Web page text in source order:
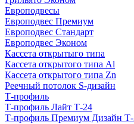
Европодвесы
Европодвес Премиум
Европодвес Стандарт
Европодвес Эконом
Кассета открытыго типа
Кассета открытого типа Al
Кассета открытого типа Zn
Реечный потолок S-дизайн
Т-профиль
Т-профиль Лайт Т-24
Т-профиль Премиум Дизайн